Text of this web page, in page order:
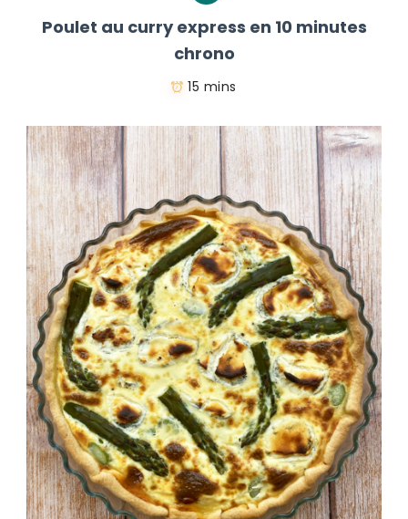
Poulet au curry express en 10 minutes
chrono
15 mins